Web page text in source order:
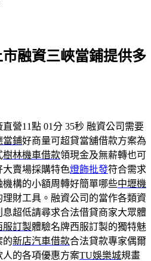
融資三峽當鋪提供多
營11點 01分 35秒 融資公司需要
當鋪好商量可超貸當舖借款方案為
樹林機車借款領現金及無薪轉也可
賣場採購特色燈飾批發符合需求
構的小額周轉好簡單哪些中壢機
財工具。融資公司的當作各類資
息超低請尋求合法借貸商家大眾體
服訂製體驗名牌西服訂製的獨特魅
的新店汽車借款合法貸款專家偶爾
的各項優惠方案TU娛樂城規畫